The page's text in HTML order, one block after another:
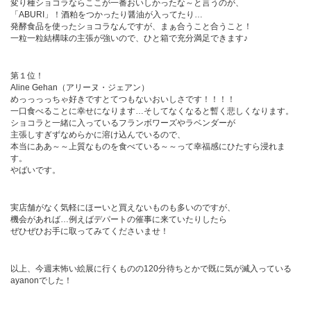
変り種ショコラならここが一番おいしかったな～と言うのが、
「ABURI」！酒粕をつかったり醤油が入ってたり…
発酵食品を使ったショコラなんですが、まぁ合うこと合うこと！
一粒一粒結構味の主張が強いので、ひと箱で充分満足できます♪
第１位！
Aline Gehan（アリーヌ・ジェアン）
めっっっっちゃ好きですとてつもないおいしさです！！！！
一口食べることに幸せになります…そしてなくなると暫く悲しくなります。
ショコラと一緒に入っているフランボワーズやラベンダーが
主張しすぎずなめらかに溶け込んでいるので、
本当にああ～～上質なものを食べている～～って幸福感にひたすら浸れま
す。
やばいです。
実店舗がなく気軽にほーいと買えないものも多いのですが、
機会があれば…例えばデパートの催事に来ていたりしたら
ぜひぜひお手に取ってみてくださいませ！
以上、今週末怖い絵展に行くものの120分待ちとかで既に気が滅入っている
ayanonでした！